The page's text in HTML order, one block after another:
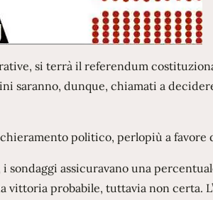
si terrà il referendum
saranno, dunque, chiamati a
politico, perlopiù a favore
assicuravano una
vittoria probabile, tuttavia non certa.